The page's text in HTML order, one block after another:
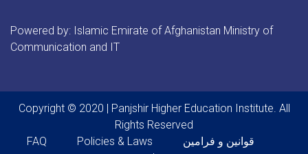
Powered by: Islamic Emirate of Afghanistan Ministry of
Communication and IT
Copyright © 2020 | Panjshir Higher Education Institute. All
Rights Reserved
Footer menu
FAQ Policies & Laws
قوانین و فرامین